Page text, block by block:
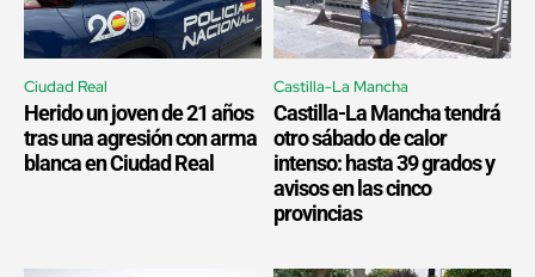
Ciudad Real
Herido un joven de 21 años
tras una agresión con arma
blanca en Ciudad Real
Castilla-La Mancha
Castilla-La Mancha tendrá
otro sábado de calor
intenso: hasta 39 grados y
avisos en las cinco
provincias